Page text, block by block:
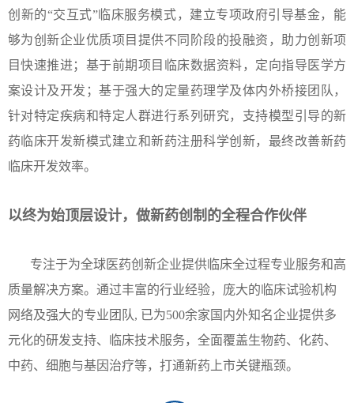
创新的“交互式”临床服务模式，建立专项政府引导基金，能
够为创新企业优质项目提供不同阶段的投融资，助力创新项
目快速推进；基于前期项目临床数据资料，定向指导医学方
案设计及开发；基于强大的定量药理学及体内外桥接团队，
针对特定疾病和特定人群进行系列研究，支持模型引导的新
药临床开发新模式建立和新药注册科学创新，最终改善新药
临床开发效率。
以终为始顶层设计，做新药创制的全程合作伙伴
专注于为全球医药创新企业提供临床全过程专业服务和高
质量解决方案。通过丰富的行业经验，庞大的临床试验机构
网络及强大的专业团队, 已为500余家国内外知名企业提供多
元化的研发支持、临床技术服务，全面覆盖生物药、化药、
中药、细胞与基因治疗等，打通新药上市关键瓶颈。